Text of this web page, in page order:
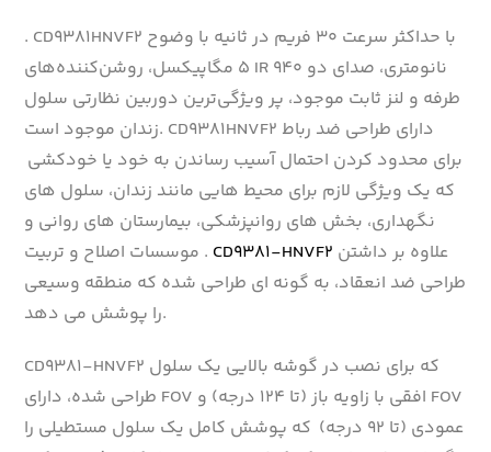
. CD9381HNVF2 با حداکثر سرعت ۳۰ فریم در ثانیه با وضوح
۵ مگاپیکسل، روشن‌کننده‌های IR 940 نانومتری، صدای دو
طرفه و لنز ثابت موجود، پر ویژگی‌ترین دوربین نظارتی سلول
زندان موجود است. CD9381HNVF2 دارای طراحی ضد رباط
برای محدود کردن احتمال آسیب رساندن به خود یا خودکشی
که یک ویژگی لازم برای محیط هایی مانند زندان، سلول های
نگهداری، بخش های روانپزشکی، بیمارستان های روانی و
موسسات اصلاح و تربیت . CD9381-HNVF2 علاوه بر داشتن
طراحی ضد انعقاد، به گونه ای طراحی شده که منطقه وسیعی
را پوشش می دهد.
CD9381-HNVF2 که برای نصب در گوشه بالایی یک سلول
طراحی شده، دارای FOV افقی با زاویه باز (تا ۱۲۴ درجه) و FOV
عمودی (تا ۹۲ درجه) که پوشش کامل یک سلول مستطیلی را